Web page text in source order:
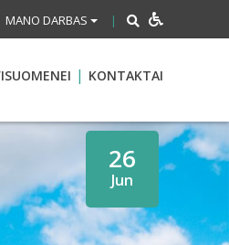
MANO DARBAS |
KONTAKTAI
26
Jun